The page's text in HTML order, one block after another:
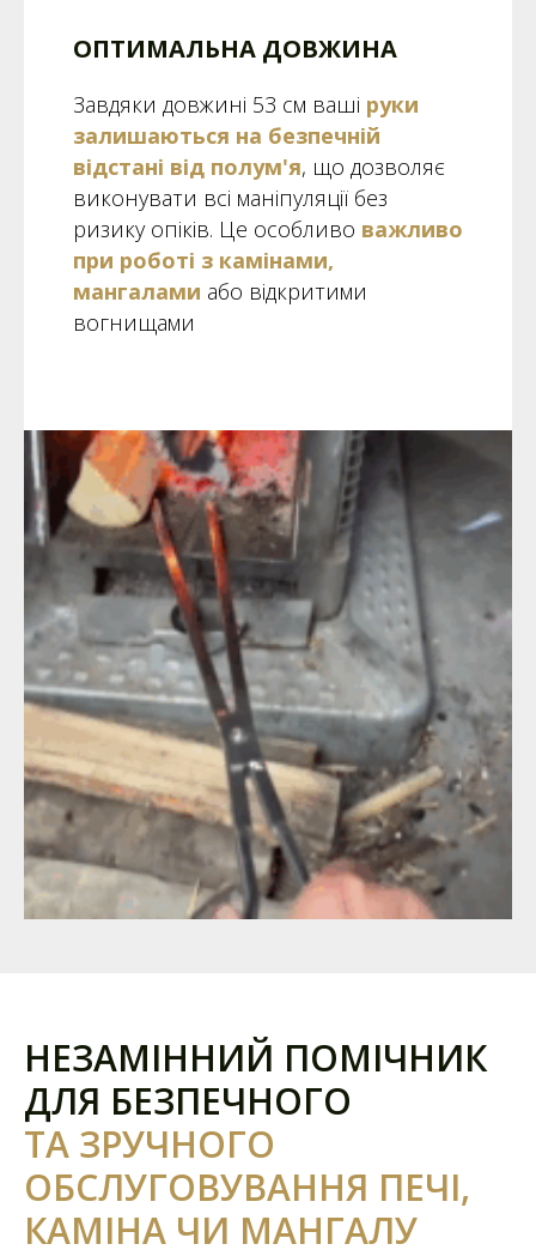
ОПТИМАЛЬНА ДОВЖИНА
Завдяки довжині 53 см ваші руки
залишаються на безпечній
відстані від полум'я, що дозволяє
виконувати всі маніпуляції без
ризику опіків. Це особливо важливо
при роботі з камінами,
мангалами або відкритими
вогнищами
НЕЗАМІННИЙ ПОМІЧНИК
ДЛЯ БЕЗПЕЧНОГО
ТА ЗРУЧНОГО
ОБСЛУГОВУВАННЯ ПЕЧІ,
КАМІНА ЧИ МАНГАЛУ